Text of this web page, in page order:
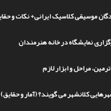
نمایشگاه در خانه هنرمندان
مراحل و ابزار لازم
کلانشهر می گویند؟ (آمار و حقایق)